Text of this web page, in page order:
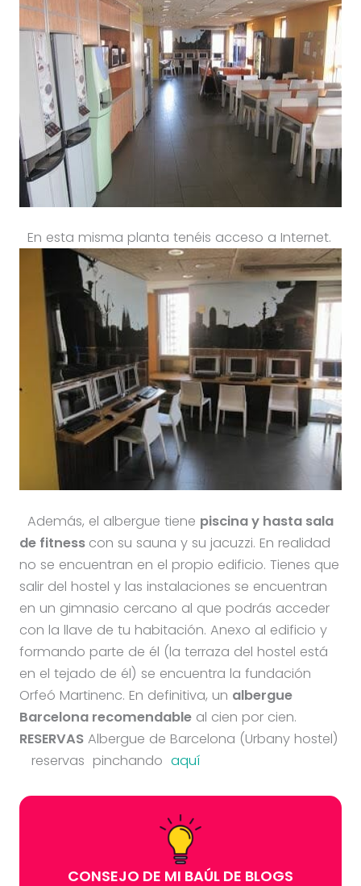
En esta misma planta tenéis acceso a Internet.
Además, el albergue tiene piscina y hasta sala
de fitness con su sauna y su jacuzzi. En realidad
no se encuentran en el propio edificio. Tienes que
salir del hostel y las instalaciones se encuentran
en un gimnasio cercano al que podrás acceder
con la llave de tu habitación. Anexo al edificio y
formando parte de él (la terraza del hostel está
en el tejado de él) se encuentra la fundación
Orfeó Martinenc. En definitiva, un albergue
Barcelona recomendableal cien por cien.
RESERVASAlbergue de Barcelona (Urbany hostel)
reservas pinchando aquí
CONSEJO DE MI BAÚL DE BLOGS